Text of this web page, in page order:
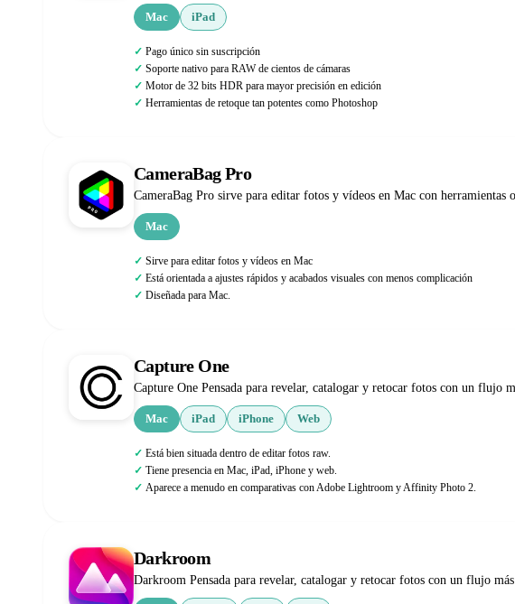
Mac iPad
Pago único sin suscripción
Soporte nativo para RAW de cientos de cámaras
Motor de 32 bits HDR para mayor precisión en edición
Herramientas de retoque tan potentes como Photoshop
CameraBag Pro
CameraBag Pro sirve para editar fotos y vídeos en Mac con herramientas
Mac
Sirve para editar fotos y vídeos en Mac
Está orientada a ajustes rápidos y acabados visuales con menos complicación
Diseñada para Mac.
Capture One
Capture One Pensada para revelar, catalogar y retocar fotos con un flujo
Mac iPad iPhone Web
Está bien situada dentro de editar fotos raw.
Tiene presencia en Mac, iPad, iPhone y web.
Aparece a menudo en comparativas con Adobe Lightroom y Affinity Photo 2.
Darkroom
Darkroom Pensada para revelar, catalogar y retocar fotos con un flujo